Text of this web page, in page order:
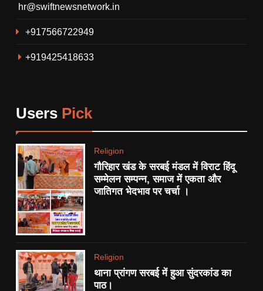
hr@swiftnewsnetwork.in
+917566722949
+919425418633
Users Pick
Religion
गौरिहार खंड के सरबई मंडल में विराट हिंदू
सम्मेलन सम्पन्न, समाज में एकता और
जातिगत भेदभाव पर चर्चा ।
Religion
थाना प्रांगण सरबई में हुआ सुंदरकांड का
पाठ।
और जातिगत भेदभाव पर चर्चा ।
बसाने की योजना।
POLITICS
8
1